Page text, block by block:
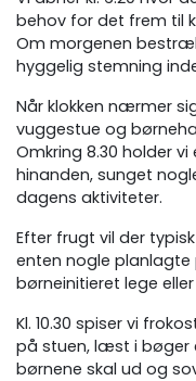
behov for det frem til
Om morgenen
hyggelig stemning
Når klokken nærmer
vuggestue og
Omkring 8.30 holder
hinanden, sunget
dagens aktiviteter.
Efter frugt vil der
enten nogle
børneinitieret lege
Kl. 10.30 spiser vi
på stuen, læst i bøger
børnene skal ud og